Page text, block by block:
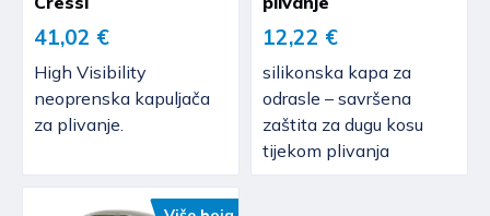
41,02 €
High Visibility
neoprenska kapuljača
za plivanje.
12,22 €
silikonska kapa za
odrasle – savršena
zaštita za dugu kosu
tijekom plivanja